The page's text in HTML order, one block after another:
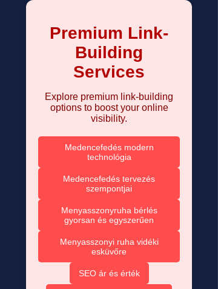
Premium Link-
Building
Services
Explore premium link-building
options to boost your online
visibility.
Medencefedés modern
technológia
Medencefedés tervezés
szempontjai
Menyasszonyruha bérlés
gyorsan és egyszerűen
Menyasszonyi ruha vidéki
esküvőre
SEO ár és érték